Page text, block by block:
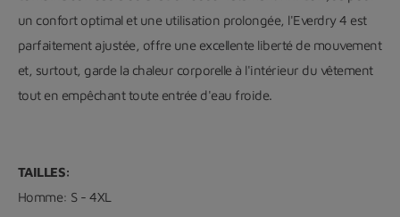
un confort optimal et une utilisation prolongée, l'Everdry 4 est
parfaitement ajustée, offre une excellente liberté de mouvement
et, surtout, garde la chaleur corporelle à l'intérieur du vêtement
tout en empêchant toute entrée d'eau froide.
TAILLES:
Homme: S - 4XL